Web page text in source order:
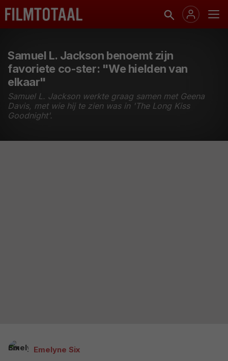
Samuel L. Jackson benoemt zijn
favoriete co-ster: "We hielden van
elkaar"
Samuel L. Jackson werkte graag samen met Geena
Davis, met wie hij te zien was in 'The Long Kiss
Goodnight'.
Emelyne Six